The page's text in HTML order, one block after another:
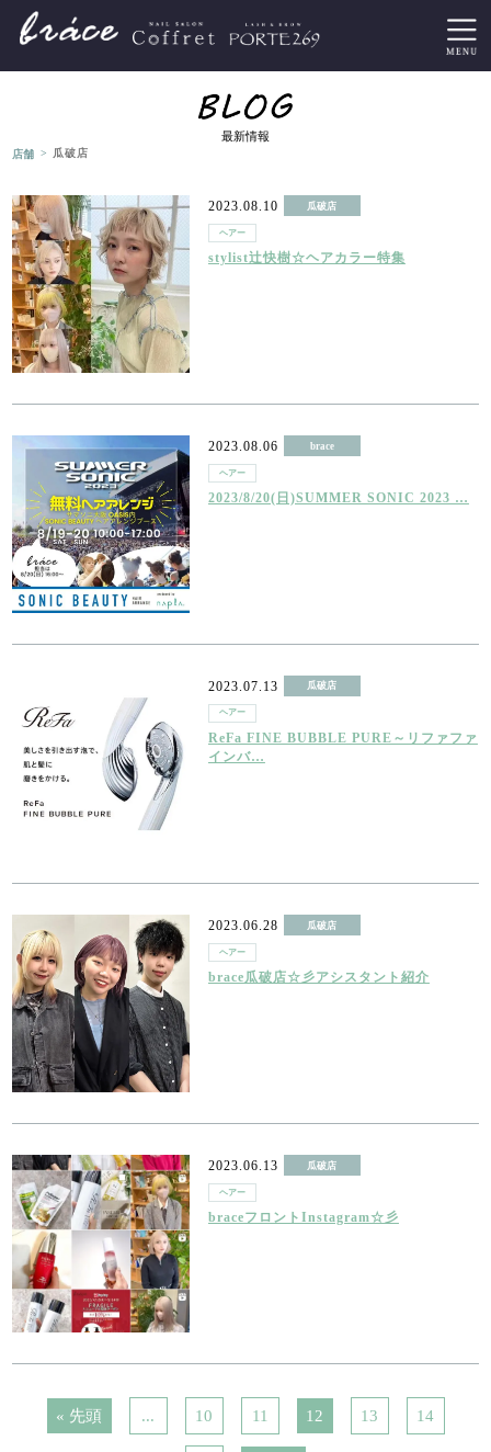
最新情報
店舗> 瓜破店
2023.08.10 瓜破店
ヘアー
stylist辻快樹☆ヘアカラー特集
2023.08.06 brace
ヘアー
2023/8/20(日)SUMMER SONIC 2023 …
2023.07.13 瓜破店
ヘアー
ReFa FINE BUBBLE PURE～リファファ
インバ…
2023.06.28 瓜破店
ヘアー
brace瓜破店☆彡アシスタント紹介
2023.06.13 瓜破店
ヘアー
braceフロントInstagram☆彡
« 先頭 ... 10 11 12 13 14